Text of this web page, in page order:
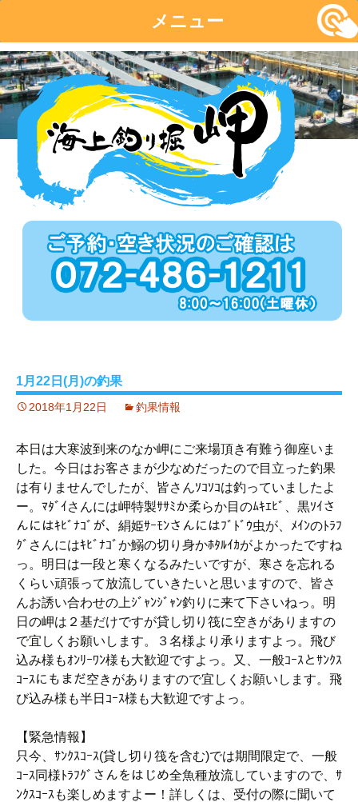
メニュー
コ
ン
テ
ン
1月22日(月)の釣果
2018年1月22日 釣果情報
本日は大寒波到来のなか岬にご来場頂き有難う御座いま
した。今日はお客さまが少なめだったので目立った釣果
は有りませんでしたが、皆さんｿｺｿｺは釣っていましたよ
ー。ﾏﾀﾞｲさんには岬特製ｻｻﾐか柔らか目のﾑｷｴﾋﾞ、黒ｿｲさ
んにはｷﾋﾞﾅｺﾞが、絹姫ｻｰﾓﾝさんにはﾌﾞﾄﾞｳ虫が、ﾒｲﾝのﾄﾗﾌ
ｸﾞさんにはｷﾋﾞﾅｺﾞか鰯の切り身かﾎﾀﾙｲｶがよかったですね
っ。明日は一段と寒くなるみたいですが、寒さを忘れる
くらい頑張って放流していきたいと思いますので、皆さ
んお誘い合わせの上ｼﾞｬﾝｼﾞｬﾝ釣りに来て下さいねっ。明
日の岬は２基だけですが貸し切り筏に空きがありますの
で宜しくお願いします。３名様より承りますよっ。飛び
込み様もｵﾝﾘｰﾜﾝ様も大歓迎ですよっ。又、一般ｺｰｽとｻﾝｸｽ
ｺｰｽにもまだ空きがありますので宜しくお願いします。飛
び込み様も半日ｺｰｽ様も大歓迎ですよっ。
【緊急情報】
只今、ｻﾝｸｽｺｰｽ(貸し切り筏を含む)では期間限定で、一般
ｺｰｽ同様ﾄﾗﾌｸﾞさんをはじめ全魚種放流していますので、ｻ
ﾝｸｽｺｰｽも楽しめますよー！詳しくは、受付の際に聞いて